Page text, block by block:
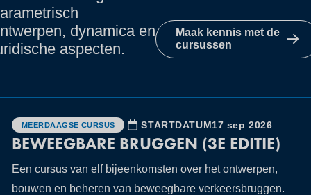
dynamica en
aspecten.
Maak kennis met de
cursussen
MEERDAAGSE CURSUS STARTDATUM17 sep 2026
BEWEEGBARE BRUGGEN (3E EDITIE)
Een cursus van elf bijeenkomsten over het ontwerpen,
bouwen en beheren van beweegbare verkeersbruggen.